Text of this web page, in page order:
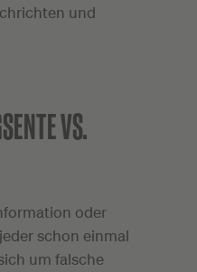
und
VS.
oder
schon einmal
um falsche